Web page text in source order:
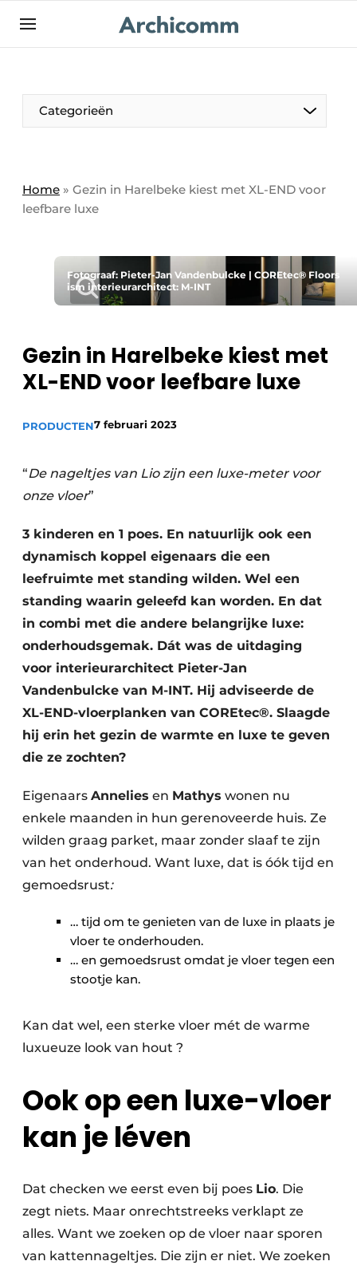
NL be-FR
Categorieën
Home » Gezin in Harelbeke kiest met XL-END voor
leefbare luxe
Fotograaf: Pieter-Jan Vandenbulcke | COREtec® Floors
ism interieurarchitect: M-INT
Gezin in Harelbeke kiest met
XL-END voor leefbare luxe
PRODUCTEN7 februari 2023
“De nageltjes van Lio zijn een luxe-meter voor
onze vloer”
3 kinderen en 1 poes. En natuurlijk ook een
dynamisch koppel eigenaars die een
leefruimte met standing wilden. Wel een
standing waarin geleefd kan worden. En dat
in combi met die andere belangrijke luxe:
onderhoudsgemak. Dát was de uitdaging
voor interieurarchitect Pieter-Jan
Vandenbulcke van M-INT. Hij adviseerde de
XL-END-vloerplanken van COREtec®. Slaagde
hij erin het gezin de warmte en luxe te geven
die ze zochten?
Eigenaars Annelies en Mathys wonen nu
enkele maanden in hun gerenoveerde huis. Ze
wilden graag parket, maar zonder slaaf te zijn
van het onderhoud. Want luxe, dat is óók tijd en
gemoedsrust:
… tijd om te genieten van de luxe in plaats je
vloer te onderhouden.
… en gemoedsrust omdat je vloer tegen een
stootje kan.
Kan dat wel, een sterke vloer mét de warme
luxueuze look van hout ?
Ook op een luxe-vloer
kan je léven
Dat checken we eerst even bij poes Lio. Die
zegt niets. Maar onrechtstreeks verklapt ze
alles. Want we zoeken op de vloer naar sporen
van kattennageltjes. Die zijn er niet. We zoeken